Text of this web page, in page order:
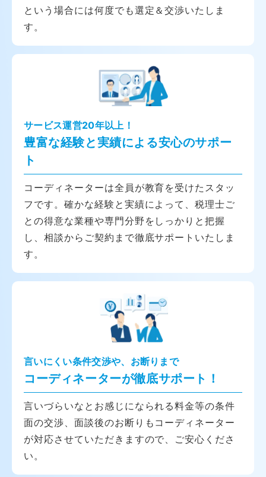
という場合には何度でも選定＆交渉いたしま
す。
サービス運営20年以上！
豊富な経験と実績による安心のサポー
ト
コーディネーターは全員が教育を受けたスタッ
フです。確かな経験と実績によって、税理士ご
との得意な業種や専門分野をしっかりと把握
し、相談からご契約まで徹底サポートいたしま
す。
言いにくい条件交渉や、お断りまで
コーディネーターが徹底サポート！
言いづらいなとお感じになられる料金等の条件
面の交渉、面談後のお断りもコーディネーター
が対応させていただきますので、ご安心くださ
い。